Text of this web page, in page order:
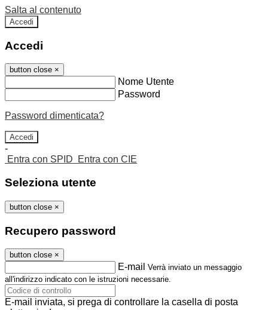
Salta al contenuto
Accedi
Accedi
button close ×
Nome Utente
Password
Password dimenticata?
-
Entra con SPID
Entra con CIE
Seleziona utente
button close ×
Recupero password
button close ×
E-mail Verrà inviato un messaggio
all'indirizzo indicato con le istruzioni necessarie.
E-mail inviata, si prega di controllare la casella di posta